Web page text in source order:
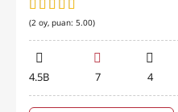
(2 oy, puan: 5.00)
4.5B 7 4